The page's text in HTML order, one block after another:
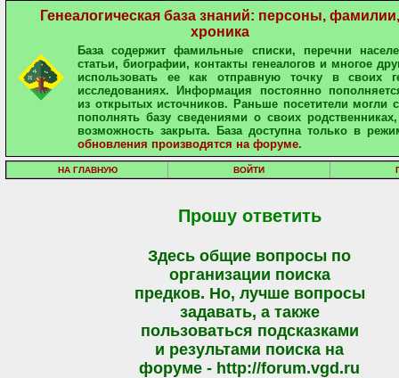
Генеалогическая база знаний: персоны, фамилии,
хроника
База содержит фамильные списки, перечни
статьи, биографии, контакты генеалогов и многое
использовать ее как отправную точку в своих
исследованиях. Информация постоянно
из открытых источников. Раньше посетители могли
пополнять базу сведениями о своих
возможность закрыта. База доступна только в
обновления производятся на форуме.
НА ГЛАВНУЮ ВОЙТИ
Прошу ответить
Здесь общие вопросы по
организации поиска
предков. Но, лучше вопросы
задавать, а также
пользоваться подсказками
и результами поиска на
форуме - http://forum.vgd.ru